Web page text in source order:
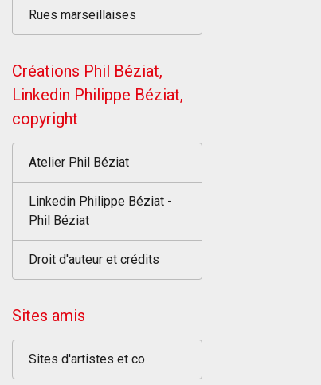
Rues marseillaises
Créations Phil Béziat,
Linkedin Philippe Béziat,
copyright
Atelier Phil Béziat
Linkedin Philippe Béziat -
Phil Béziat
Droit d'auteur et crédits
Sites amis
Sites d'artistes et co